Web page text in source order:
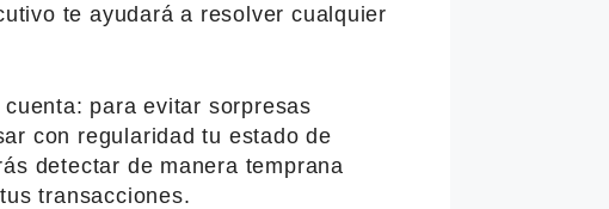
te ayudará a resolver cualquier
para evitar sorpresas
con regularidad tu estado de
detectar de manera temprana
transacciones.